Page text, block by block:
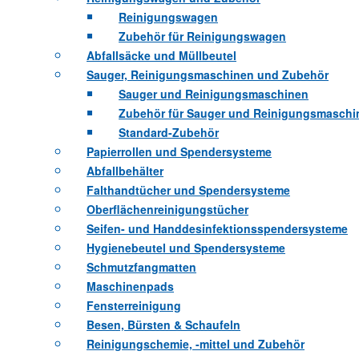
Reinigungswagen
Zubehör für Reinigungswagen
Abfallsäcke und Müllbeutel
Sauger, Reinigungsmaschinen und Zubehör
Sauger und Reinigungsmaschinen
Zubehör für Sauger und
Standard-Zubehör
Papierrollen und Spendersysteme
Abfallbehälter
Falthandtücher und Spendersysteme
Oberflächenreinigungstücher
Seifen- und Handdesinfektionsspendersysteme
Hygienebeutel und Spendersysteme
Schmutzfangmatten
Maschinenpads
Fensterreinigung
Besen, Bürsten & Schaufeln
Reinigungschemie, -mittel und Zubehör